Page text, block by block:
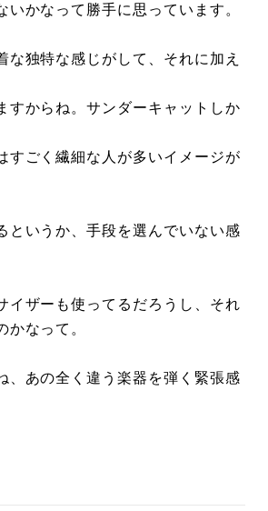
かなって勝手に思っています。
独特な感じがして、それに加え
すからね。サンダーキャットしか
すごく繊細な人が多いイメージが
というか、手段を選んでいない感
イザーも使ってるだろうし、それ
なって。
、あの全く違う楽器を弾く緊張感